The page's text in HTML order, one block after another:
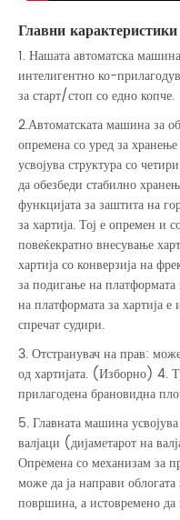
Главни карактеристики
1. Нашата автоматска
интелигентно ко-
за старт/стоп со едно копче.
2.Автоматската машина за
опремена со уред за
усвојува структура со
да обезбеди стабилно
функцијата за заштита на
за хартија. Тој е опремен и
повеќекратно внесување
хартија со конверзија на
за подигање на платформата
на платформата за хартија
спречат судири.
3. Отстранувач на прав:
од хартијата. (Изборно) 4.
прилагодена брановидна
5. Главната машина
валјаци (дијаметарот на
Опремена со механизам за
може да ја направи
површина, а истовремено